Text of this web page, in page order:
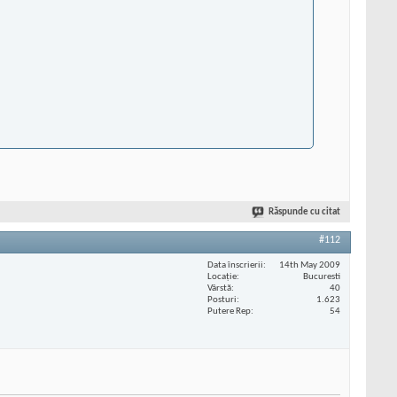
Răspunde cu citat
#112
Data înscrierii
14th May 2009
Locaţie
Bucuresti
Vârstă
40
Posturi
1.623
Putere Rep
54